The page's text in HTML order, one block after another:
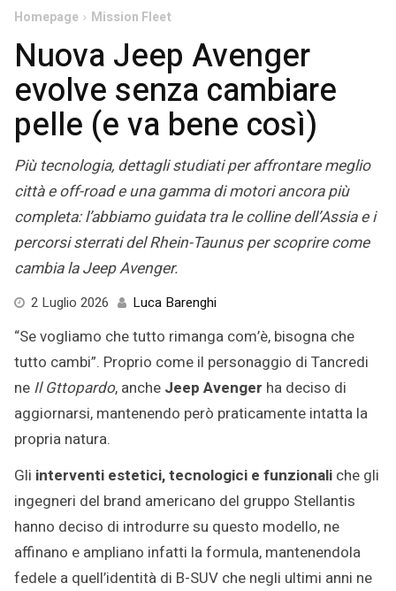
Homepage Mission Fleet
Nuova Jeep Avenger
evolve senza cambiare
pelle (e va bene così)
Più tecnologia, dettagli studiati per affrontare meglio
città e off-road e una gamma di motori ancora più
completa: l’abbiamo guidata tra le colline dell’Assia e i
percorsi sterrati del Rhein-Taunus per scoprire come
cambia la Jeep Avenger.
2 Luglio 2026
2026
Luca Barenghi
“Se vogliamo che tutto rimanga com’è, bisogna che
tutto cambi”. Proprio come il personaggio di Tancredi
ne Il Gttopardo, anche Jeep Avenger ha deciso di
aggiornarsi, mantenendo però praticamente intatta la
propria natura.
Gli interventi estetici, tecnologici e funzionali che gli
ingegneri del brand americano del gruppo Stellantis
hanno deciso di introdurre su questo modello, ne
affinano e ampliano infatti la formula, mantenendola
fedele a quell’identità di B-SUV che negli ultimi anni ne